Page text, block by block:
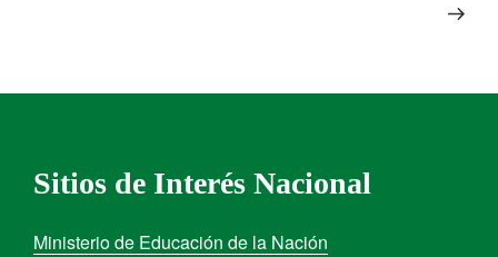
Sitios de Interés Nacional
Ministerio de Educación de la Nación